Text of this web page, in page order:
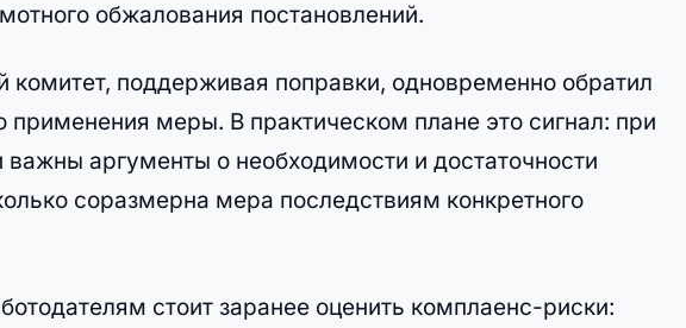
обжалования постановлений.
комитет, поддерживая поправки, одновременно обратил
применения меры. В практическом плане это сигнал: при
аргументы о необходимости и достаточности
соразмерна мера последствиям конкретного
стоит заранее оценить комплаенс-риски: